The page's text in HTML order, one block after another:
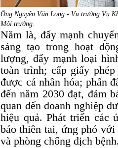
Ông Nguyễn Văn Long - Vụ trưởng Vụ
Môi trường.
Năm là, đẩy mạnh
sáng tạo trong hoạt
lượng, đẩy mạnh loại
toàn trình; cấp giấy
được cá nhân hóa; phấn
đến năm 2030 đạt, đảm
quan đến doanh nghiệp
hiệu quả. Phát triển các
báo thiên tai, ứng phó
và phòng chống dịch